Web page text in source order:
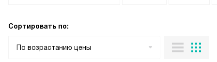
Сортировать по:
По возрастанию цены